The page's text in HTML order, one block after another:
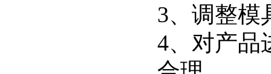
3、调整模
4、对产品